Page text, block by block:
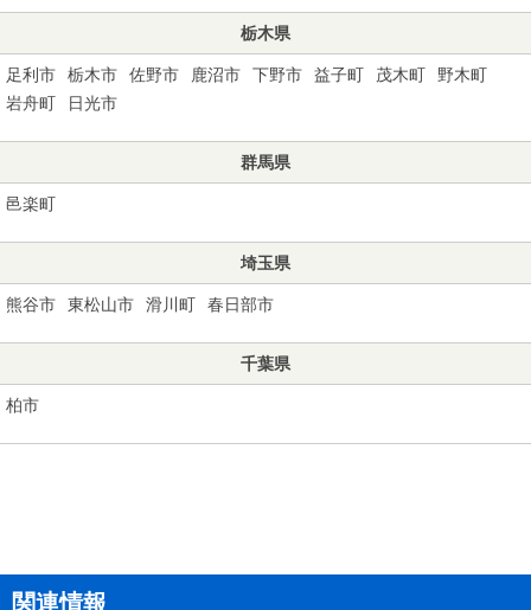
栃木県
足利市 栃木市 佐野市 鹿沼市 下野市 益子町 茂木町
野木町
岩舟町
日光市
群馬県
邑楽町
埼玉県
熊谷市 東松山市 滑川町 春日部市
千葉県
柏市
関連情報